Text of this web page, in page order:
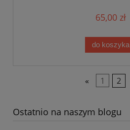
65,00 zł
do koszyka
« 1 2
Ostatnio na naszym blogu